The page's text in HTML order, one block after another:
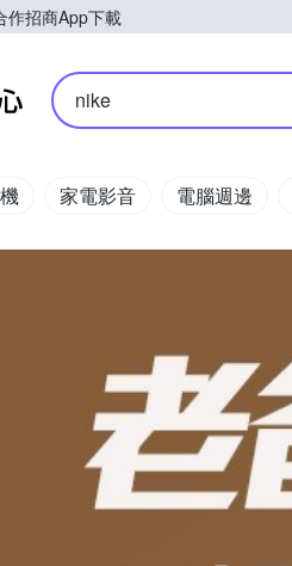
作招商App下載
Yahoo購物中心
nike
家電影音 電腦週邊